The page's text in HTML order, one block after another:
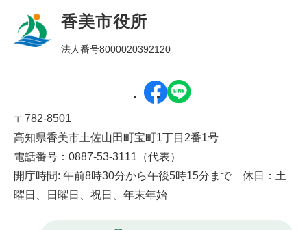
香美市役所
法人番号8000020392120
〒782-8501
高知県香美市土佐山田町宝町1丁目2番1号
電話番号：0887-53-3111（代表）
開庁時間: 午前8時30分から午後5時15分まで 休日：土
曜日、日曜日、祝日、年末年始